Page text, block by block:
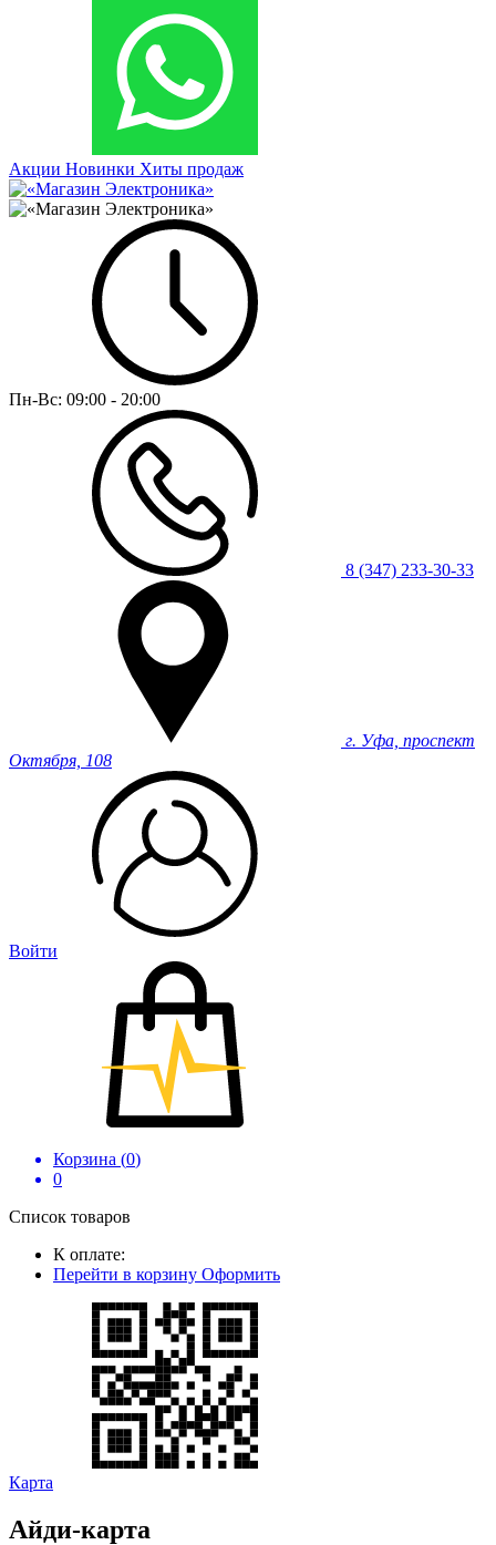
Акции Новинки Хиты продаж
Пн-Вс: 09:00 - 20:00
8 (347) 233-30-33
г. Уфа, проспект
Октября, 108
Войти
Корзина (0)
0
Список товаров
К оплате:
Перейти в корзину Оформить
Карта
Айди-карта